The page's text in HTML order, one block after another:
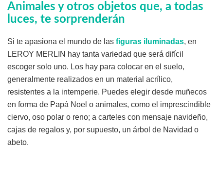
Animales y otros objetos que, a todas
luces, te sorprenderán
Si te apasiona el mundo de las figuras iluminadas, en
LEROY MERLIN hay tanta variedad que será difícil
escoger solo uno. Los hay para colocar en el suelo,
generalmente realizados en un material acrílico,
resistentes a la intemperie. Puedes elegir desde muñecos
en forma de Papá Noel o animales, como el imprescindible
ciervo, oso polar o reno; a carteles con mensaje navideño,
cajas de regalos y, por supuesto, un árbol de Navidad o
abeto.